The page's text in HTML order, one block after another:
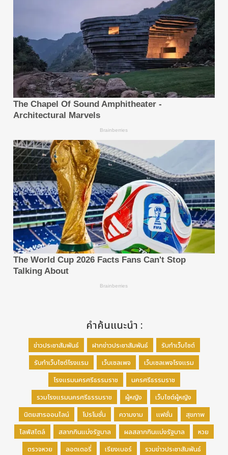
คำค้นแนะนำ :
ข่าวประชาสัมพันธ์ ฝากข่าวประชาสัมพันธ์
รับทำเว็บไซต์
รับทำเว็บไซต์โรงแรม
เว็บเซลเพจ
เว็บเซลเพจโรงแรม
โรงแรมนครศรีธรรมราช
นครศรีธรรมราช
รวมโรงแรมนครศรีธรรมราช
ผู้หญิง
เว็บไซต์ผู้หญิง
นิตยสารออนไลน์
โปรโมชั่น ความงาม แฟชั่น
สุขภาพ
ไลฟ์สไตล์
สลากกินแบ่งรัฐบาล ผลสลากกินแบ่งรัฐบาล
หวย
ตรวจหวย
ลอตเตอรี่ เรียงเบอร์ รวมข่าวประชาสัมพันธ์